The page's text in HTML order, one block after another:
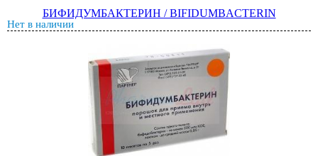
БИФИДУМБАКТЕРИН / BIFIDUMBACTERIN
Нет в наличии